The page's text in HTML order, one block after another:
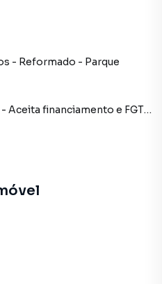
- Reformado - Parque
Aceita financiamento e FGTS